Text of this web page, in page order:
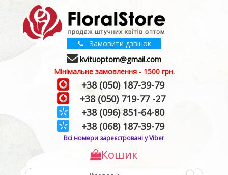
Замовити дзвінок
kvituoptom@gmail.com
Мінімальне замовлення - 1500 грн.
+38 (050) 187-39-79
+38 (050) 719-77 -27
+38 (096) 851-64-80
+38 (068) 187-39-79
Всі номери зареєстровані у Viber
Кошик